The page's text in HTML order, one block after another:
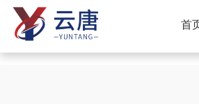
首